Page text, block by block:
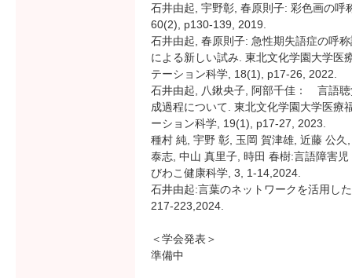
石井由起, 宇野彰, 春原則子: 彩色画の
60(2), p130-139, 2019.
石井由起, 春原則子: 急性期失語症の呼
による新しい試み. 東北文化学園大学医
テーション科学, 18(1), p17-26, 2022.
石井由起, 八鍬央子, 阿部千佳： 言語
成過程について. 東北文化学園大学医療
ーション科学, 19(1), p17-27, 2023.
種村 純, 宇野 彰, 玉岡 賀津雄, 近藤 公
泰志, 中山 真里子, 時田 春樹:言語障害
びわこ健康科学, 3, 1-14,2024.
石井由起:言葉のネットワークを活用し
217-223,2024.
＜学会発表＞
準備中